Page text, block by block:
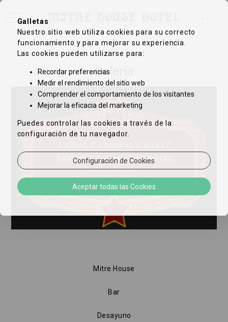
Galería
Mitre House
Bar
Desayuno
Galletas
Nuestro sitio web utiliza cookies para su correcto
funcionamiento y para mejorar su experiencia.
Las cookies pueden utilizarse para:
Recordar preferencias
Medir el rendimiento del sitio web
Comprender el comportamiento de los visitantes
Mejorar la eficacia del marketing
Puedes controlar las cookies a través de la
configuración de tu navegador.
Configuración de Cookies
Aceptar todas las Cookies